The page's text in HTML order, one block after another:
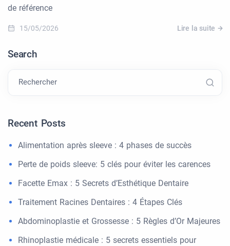
de référence
15/05/2026 Lire la suite
Search
Rechercher
Recent Posts
Alimentation après sleeve : 4 phases de succès
Perte de poids sleeve: 5 clés pour éviter les carences
Facette Emax : 5 Secrets d’Esthétique Dentaire
Traitement Racines Dentaires : 4 Étapes Clés
Abdominoplastie et Grossesse : 5 Règles d’Or Majeures
Rhinoplastie médicale : 5 secrets essentiels pour